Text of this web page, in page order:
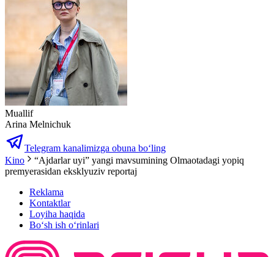
Muallif
Arina Melnichuk
Telegram kanalimizga obuna bo‘ling
Kino
“Ajdarlar uyi” yangi mavsumining Olmaotadagi yopiq
premyerasidan eksklyuziv reportaj
Reklama
Kontaktlar
Loyiha haqida
Bo‘sh ish o‘rinlari